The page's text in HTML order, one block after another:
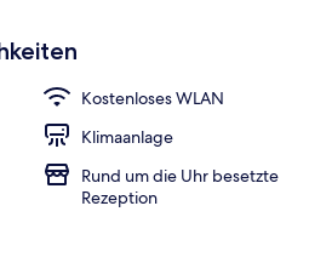
Kostenloses WLAN
Klimaanlage
Rund um die Uhr besetzte
Rezeption